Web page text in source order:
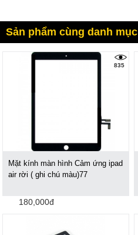
Sản phẩm cùng danh mục
835
Mặt kính màn hình Cảm ứng ipad
air rời ( ghi chú màu)77
180,000đ